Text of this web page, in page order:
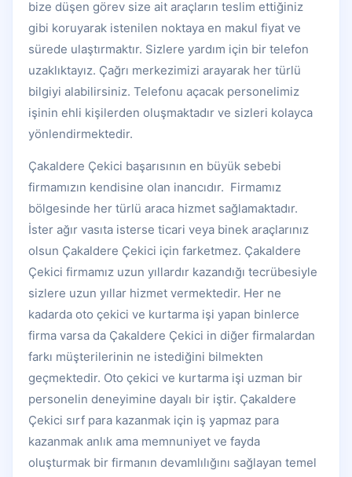
bize düşen görev size ait araçların teslim ettiğiniz
gibi koruyarak istenilen noktaya en makul fiyat ve
sürede ulaştırmaktır. Sizlere yardım için bir telefon
uzaklıktayız. Çağrı merkezimizi arayarak her türlü
bilgiyi alabilirsiniz. Telefonu açacak personelimiz
işinin ehli kişilerden oluşmaktadır ve sizleri kolayca
yönlendirmektedir.
Çakaldere Çekici başarısının en büyük sebebi
firmamızın kendisine olan inancıdır. Firmamız
bölgesinde her türlü araca hizmet sağlamaktadır.
İster ağır vasıta isterse ticari veya binek araçlarınız
olsun Çakaldere Çekici için farketmez. Çakaldere
Çekici firmamız uzun yıllardır kazandığı tecrübesiyle
sizlere uzun yıllar hizmet vermektedir. Her ne
kadarda oto çekici ve kurtarma işi yapan binlerce
firma varsa da Çakaldere Çekici in diğer firmalardan
farkı müşterilerinin ne istediğini bilmekten
geçmektedir. Oto çekici ve kurtarma işi uzman bir
personelin deneyimine dayalı bir iştir. Çakaldere
Çekici sırf para kazanmak için iş yapmaz para
kazanmak anlık ama memnuniyet ve fayda
oluşturmak bir firmanın devamlılığını sağlayan temel